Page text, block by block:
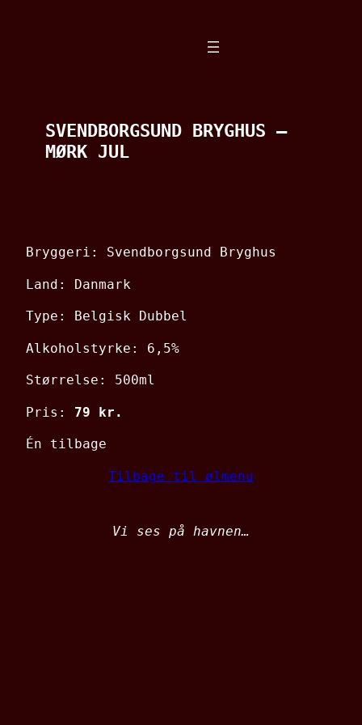
SVENDBORGSUND BRYGHUS –
MØRK JUL
Bryggeri: Svendborgsund Bryghus
Land: Danmark
Type: Belgisk Dubbel
Alkoholstyrke: 6,5%
Størrelse: 500ml
Pris: 79 kr.
Én tilbage
Tilbage til ølmenu
Vi ses på havnen…